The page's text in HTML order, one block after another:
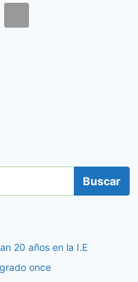
20 años en la I.E
once